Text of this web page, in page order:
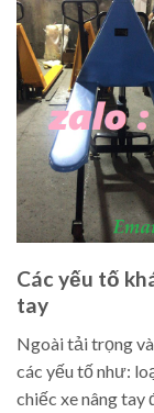
Các yếu tố
tay
Ngoài tải trọng
các yếu tố như:
chiếc xe nâng